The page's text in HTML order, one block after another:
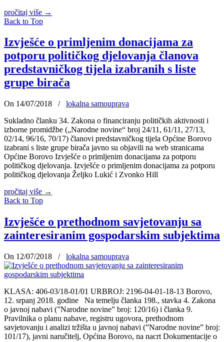
pročitaj više →
Back to Top
Izvješće o primljenim donacijama za
potporu političkog djelovanja članova
predstavničkog tijela izabranih s liste
grupe birača
On 14/07/2018 /
lokalna samouprava
Sukladno članku 34. Zakona o financiranju političkih aktivnosti i
izborne promidžbe („Narodne novine“ broj 24/11, 61/11, 27/13,
02/14, 96/16, 70/17) članovi predstavničkog tijela Općine Borovo
izabrani s liste grupe birača javno su objavili na web stranicama
Općine Borovo Izvješće o primljenim donacijama za potporu
političkog djelovanja. Izvješće o primljenim donacijama za potporu
političkog djelovanja Željko Lukić i Zvonko Hill
pročitaj više →
Back to Top
Izvješće o prethodnom savjetovanju sa
zainteresiranim gospodarskim subjektima
On 12/07/2018 / lokalna samouprava
KLASA: 406-03/18-01/01 URBROJ: 2196-04-01-18-13 Borovo,
12. srpanj 2018. godine Na temelju članka 198., stavka 4. Zakona
o javnoj nabavi (”Narodne novine” broj: 120/16) i članka 9.
Pravilnika o planu nabave, registru ugovora, prethodnom
savjetovanju i analizi tržišta u javnoj nabavi (”Narodne novine” broj:
101/17), javni naručitelj, Općina Borovo, na nacrt Dokumentacije o